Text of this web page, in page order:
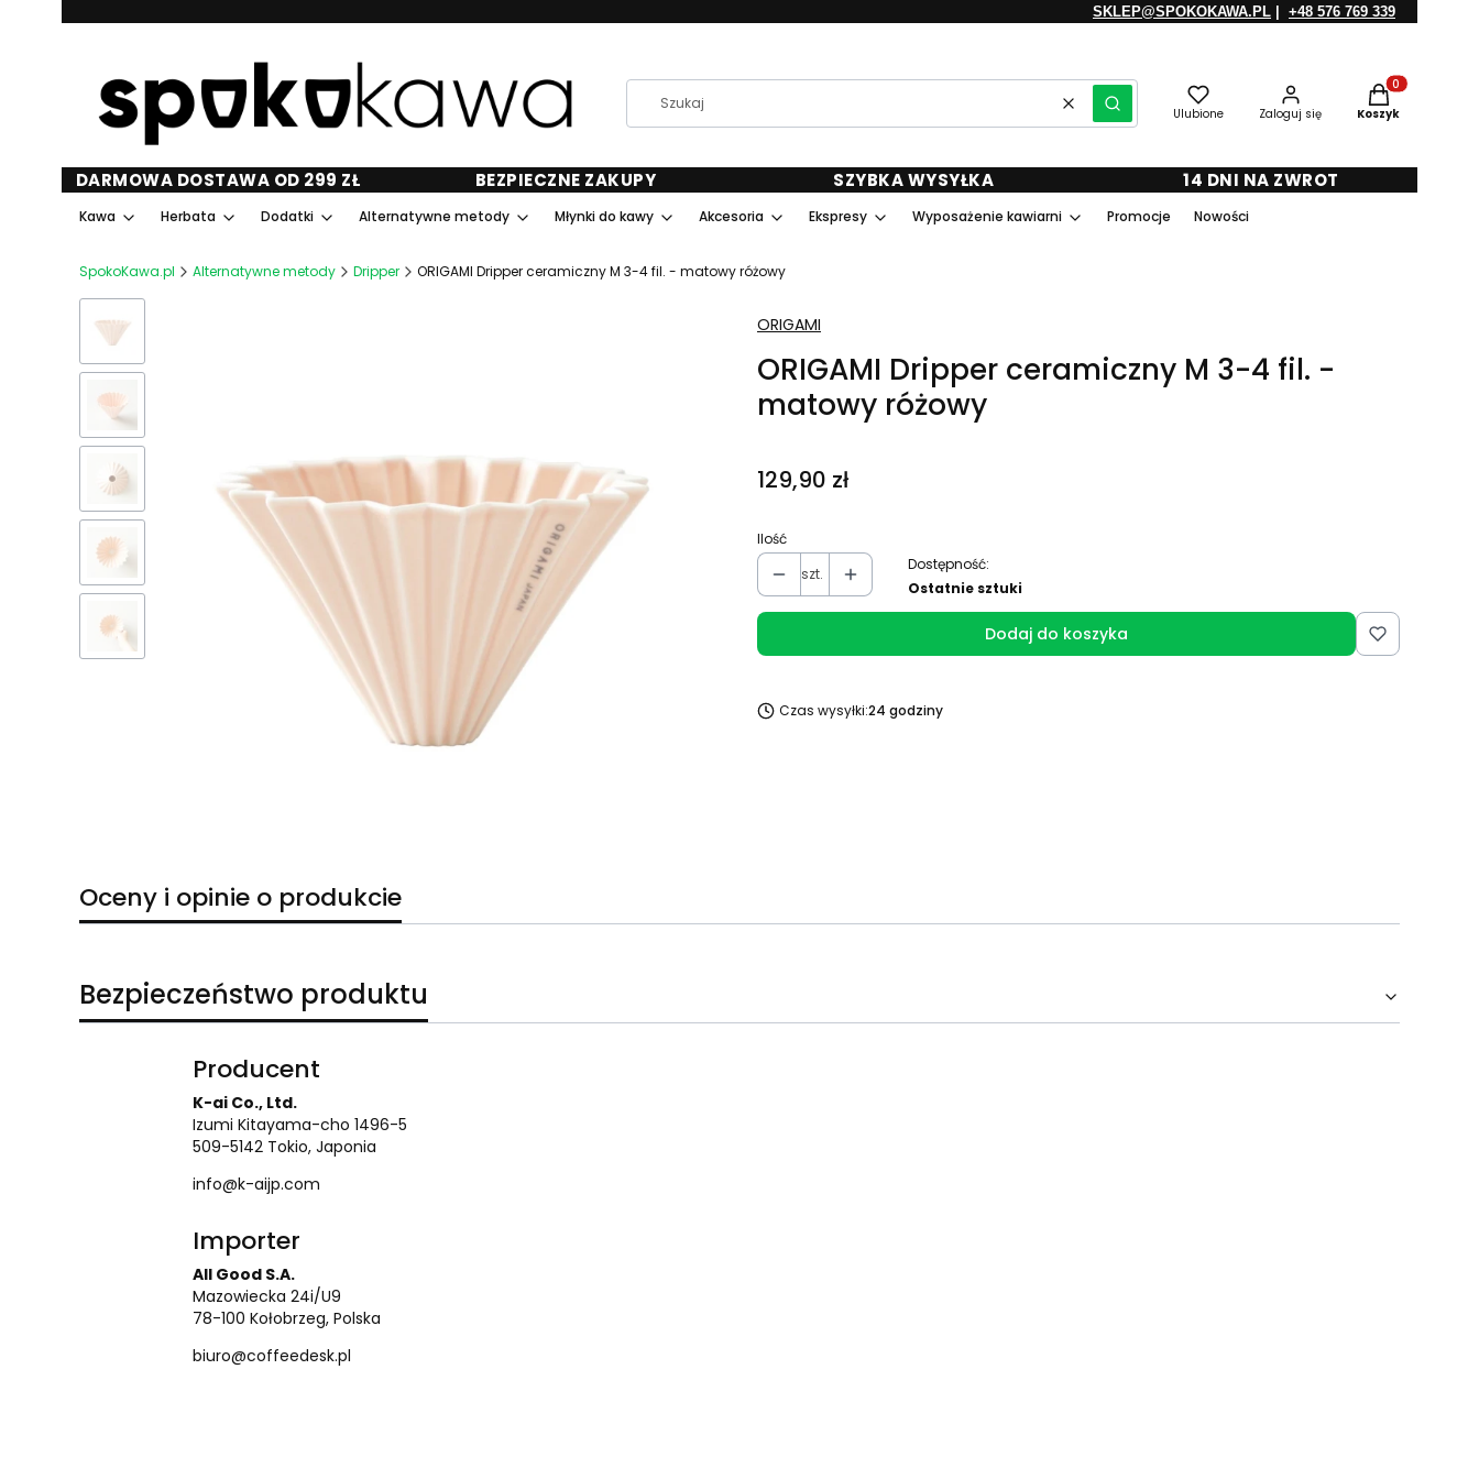
SKLEP@SPOKOKAWA.PL +48 576 769 339
WyczyśćSzukaj Ulubione Zaloguj się
Produkty w
Koszyk
DARMOWA DOSTAWA OD 299 ZŁ BEZPIECZNE ZAKUPY SZYBKA WYSYŁKA 14 DNI NA ZWROT
Kawa Herbata Dodatki Alternatywne metody Młynki do kawy Akcesoria Ekspresy Wyposażenie kawiarni Promocje Nowości
SpokoKawa.pl Alternatywne metody Dripper ORIGAMI Dripper ceramiczny M 3-4 fil. - matowy różowy
ORIGAMI
ORIGAMI Dripper ceramiczny M 3-4 fil. -
matowy różowy
Cena
129,90 zł
Ilość
szt.
Dostępność:
Ostatnie sztuki
Dodaj do koszyka
Czas wysyłki:24 godziny
Oceny i opinie o produkcie
Bezpieczeństwo produktu
Producent
K-ai Co., Ltd.
Izumi Kitayama-cho 1496-5
509-5142 Tokio, Japonia
info@k-aijp.com
Importer
All Good S.A.
Mazowiecka 24i/U9
78-100 Kołobrzeg, Polska
biuro@coffeedesk.pl